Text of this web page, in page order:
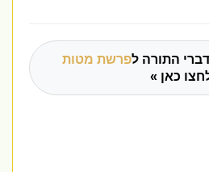
התורה לפרשת מטות
כאן »